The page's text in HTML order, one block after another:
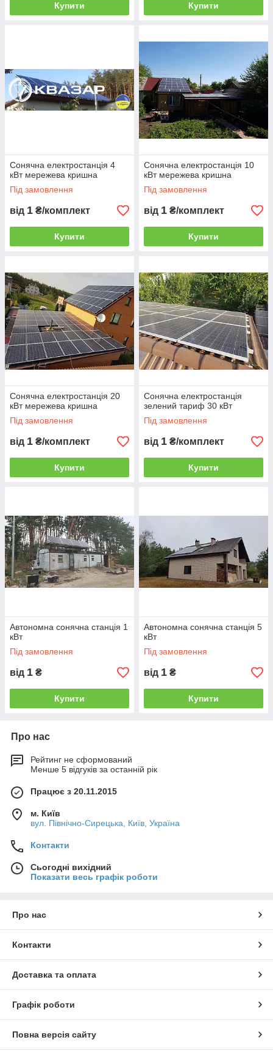
Купити Купити
Сонячна електростанція 4
кВт мережева кришна
Під замовлення
від 1 ₴/комплект
Купити
Сонячна електростанція 10
кВт мережева кришна
Під замовлення
від 1 ₴/комплект
Купити
Сонячна електростанція 20
кВт мережева кришна
Під замовлення
від 1 ₴/комплект
Купити
Сонячна електростанція
зелений тариф 30 кВт
Під замовлення
від 1 ₴/комплект
Купити
Автономна сонячна станція 1
кВт
Під замовлення
від 1 ₴
Купити
Автономна сонячна станція 5
кВт
Під замовлення
від 1 ₴
Купити
Про нас
Рейтинг не сформований
Менше 5 відгуків за останній рік
Працює з 20.11.2015
м. Київ
вул. Північно-Сирецька, Київ, Україна
Контакти
Сьогодні вихідний
Показати весь графік роботи
Про нас
Контакти
Доставка та оплата
Графік роботи
Повна версія сайту